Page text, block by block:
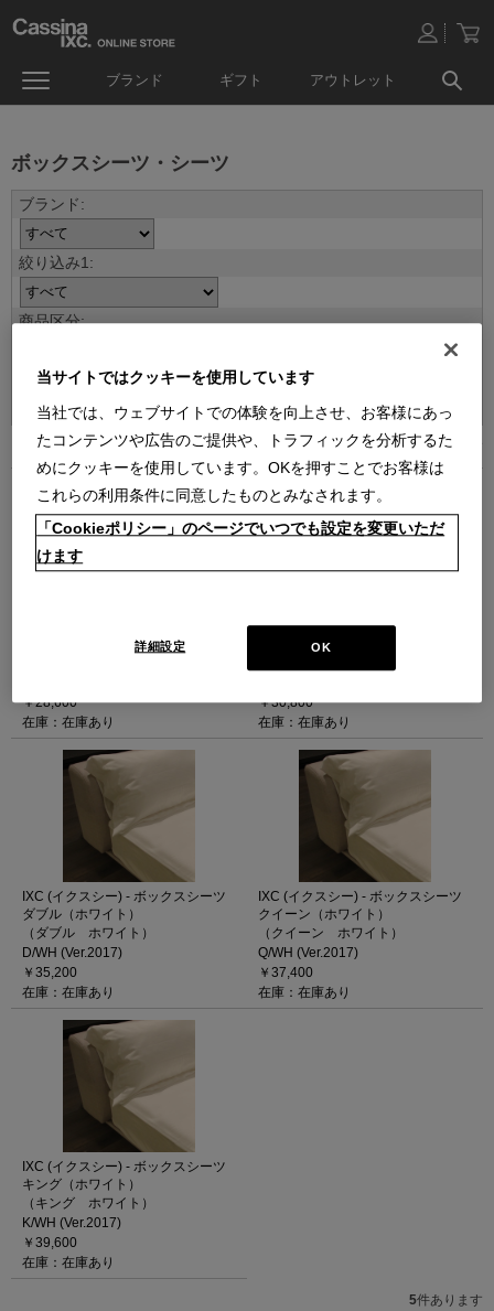
ブランド ギフト アウトレット
ボックスシーツ・シーツ
並べ替え：
5 件あります
シングル（ホワイト）
￥28,600
在庫：在庫あり
IXC (イクスシー) - ボックスシーツ
セミダブル（ホワイト）
￥30,800
在庫：在庫あり
IXC (イクスシー) - ボックスシーツ
ダブル（ホワイト）
（ダブル ホワイト）
D/WH (Ver.2017)
￥35,200
在庫：在庫あり
IXC (イクスシー) - ボックスシーツ
クイーン（ホワイト）
（クイーン ホワイト）
Q/WH (Ver.2017)
￥37,400
在庫：在庫あり
IXC (イクスシー) - ボックスシーツ
キング（ホワイト）
（キング ホワイト）
K/WH (Ver.2017)
￥39,600
在庫：在庫あり
5件あります
当サイトではクッキーを使用しています
当社では、ウェブサイトでの体験を向上させ、お客様にあっ
たコンテンツや広告のご提供や、トラフィックを分析するた
めにクッキーを使用しています。OKを押すことでお客様は
これらの利用条件に同意したものとみなされます。
「Cookieポリシー」のページでいつでも設定を変更いただ
けます
OK
詳細設定